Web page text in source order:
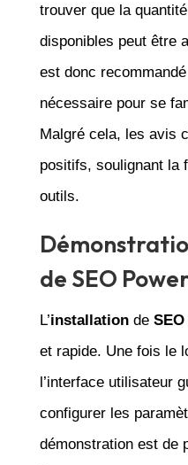
trouver que la
disponibles peut être
est donc
nécessaire pour se
Malgré cela, les avis
positifs, soulignant la
outils.
de SEO
L’installationde
et rapide. Une fois le
l’interface utilisateur
configurer les
démonstration est de